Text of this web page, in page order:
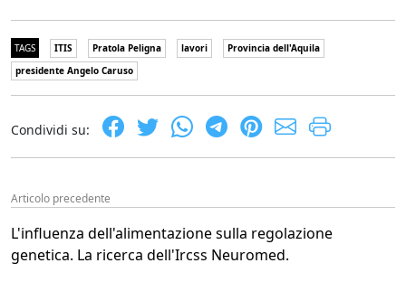
TAGS ITIS Pratola Peligna lavori
Provincia dell'Aquila
presidente Angelo Caruso
Condividi su:
Articolo precedente
L'influenza dell'alimentazione sulla regolazione
genetica. La ricerca dell'Ircss Neuromed.